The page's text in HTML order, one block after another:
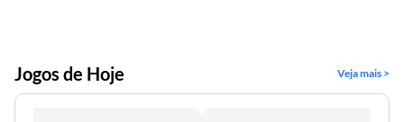
Jogos de Hoje Veja mais >